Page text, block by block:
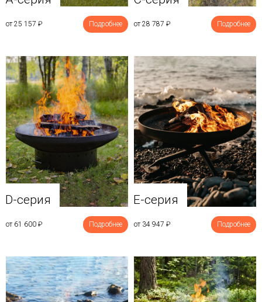
от 25 157 ₽ Подробнее от 28 787 ₽ Подробнее
D-серия
от 61 600 ₽ Подробнее
E-серия
от 34 947 ₽ Подробнее